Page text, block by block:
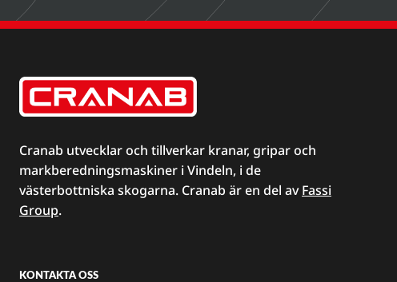
Cranab utvecklar och tillverkar kranar, gripar och
markberedningsmaskiner i Vindeln, i de
västerbottniska skogarna. Cranab är en del avFassi
Group.
KONTAKTA OSS